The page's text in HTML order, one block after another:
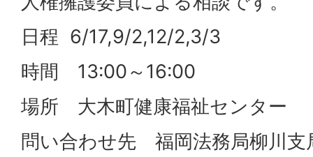
日程 6/17,9/2,12/2,3/3
時間 13:00～16:00
場所 大木町健康福祉センター
問い合わせ先 福岡法務局柳川